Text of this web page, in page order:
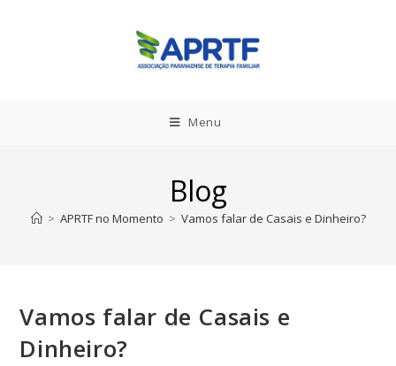
Menu
Blog
> APRTF no Momento > Vamos falar de Casais e Dinheiro?
Vamos falar de Casais e
Dinheiro?